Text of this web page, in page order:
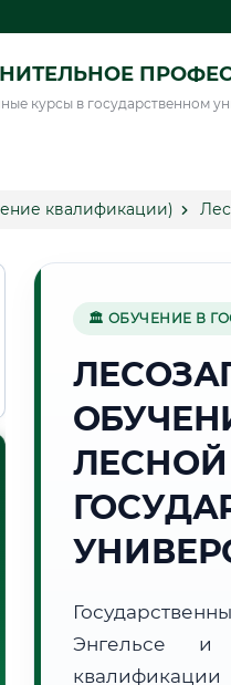
курсы в государственном
квалификации)
🏛 ОБУЧЕНИЕ В
Энгельсе и